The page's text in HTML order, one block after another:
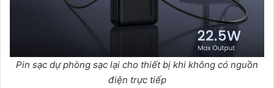
Pin sạc dự phòng sạc lại cho thiết bị khi không có nguồn
điện trực tiếp